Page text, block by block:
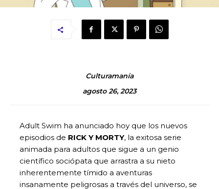
Culturamanía
agosto 26, 2023
Adult Swim ha anunciado hoy que los nuevos
episodios de RICK Y MORTY, la exitosa serie
animada para adultos que sigue a un genio
científico sociópata que arrastra a su nieto
inherentemente tímido a aventuras
insanamente peligrosas a través del universo, se